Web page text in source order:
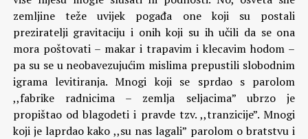
zemljine teže uvijek pogađa one koji su postali
preziratelji gravitaciju i onih koji su ih učili da se ona
mora poštovati – makar i trapavim i klecavim hodom –
pa su se u neobavezujućim mislima prepustili slobodnim
igrama levitiranja. Mnogi koji se sprdao s parolom
,,fabrike radnicima – zemlja seljacima” ubrzo je
propištao od blagodeti i pravde tzv. ,,tranzicije”. Mnogi
koji je laprdao kako ,,su nas lagali” parolom o bratstvu i